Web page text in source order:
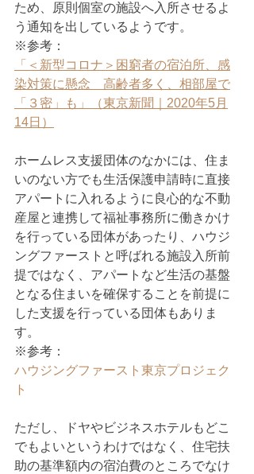
ため、原則個室の施設へ入所させるよ
う通知を出しているようです。
※参考：
「＜新型コロナ＞困窮者の宿泊所、感
染対策に懸念　高齢者多く、相部屋で
「３密」も」（東京新聞｜2020年5月
14日）
ホームレス支援団体のなかには、住ま
いのない方でも生活保護申請時に直接
アパートに入れるように良心的な不動
産屋と連携して福祉事務所に働きかけ
を行っている団体があったり、ハウジ
ングファーストと呼ばれる施設入所前
提ではなく、アパートなど生活の基盤
となる住まいを確保することを前提に
した支援を行っている団体もありま
す。
※参考：
ハウジングファースト東京プロジェク
ト
ただし、ドヤやビジネスホテルもどこ
でもよいというわけではなく、住宅扶
助の基準額内の宿泊費のところでなけ